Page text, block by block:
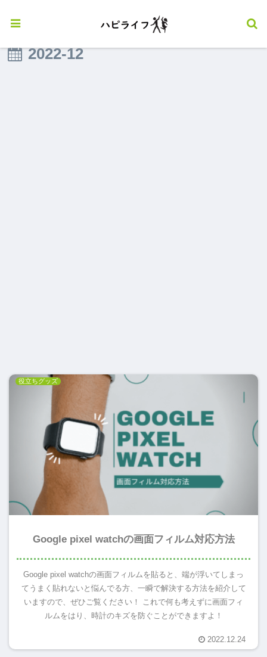
2022-12
役立ちグッズ
Google pixel watchの画面フィルム対応方法
Google pixel watchの画面フィルムを貼ると、端が浮いてしまっ
てうまく貼れないと悩んでる方、一瞬で解決する方法を紹介して
いますので、ぜひご覧ください！ これで何も考えずに画面フィ
ルムをはり、時計のキズを防ぐことができますよ！
2022.12.24